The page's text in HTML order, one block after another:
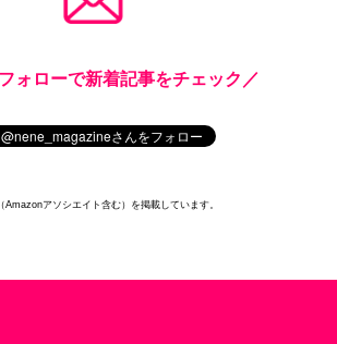
ォローで新着記事をチェック／
アソシエイト含む）を掲載しています。